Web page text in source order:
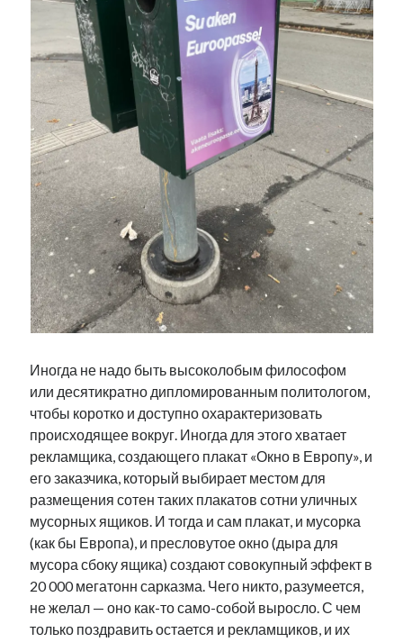
Иногда не надо быть высоколобым философом
или десятикратно дипломированным политологом,
чтобы коротко и доступно охарактеризовать
происходящее вокруг. Иногда для этого хватает
рекламщика, создающего плакат «Окно в Европу», и
его заказчика, который выбирает местом для
размещения сотен таких плакатов сотни уличных
мусорных ящиков. И тогда и сам плакат, и мусорка
(как бы Европа), и пресловутое окно (дыра для
мусора сбоку ящика) создают совокупный эффект в
20 000 мегатонн сарказма. Чего никто, разумеется,
не желал — оно как-то само-собой выросло. С чем
только поздравить остается и рекламщиков, и их